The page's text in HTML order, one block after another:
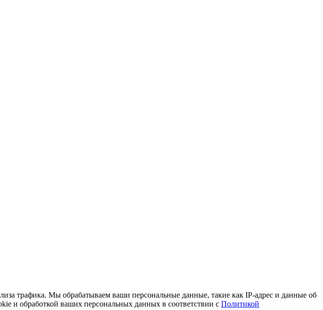
трафика. Мы обрабатываем ваши персональные данные, такие как IP-адрес и данные об
и обработкой ваших персональных данных в соответствии с Политикой